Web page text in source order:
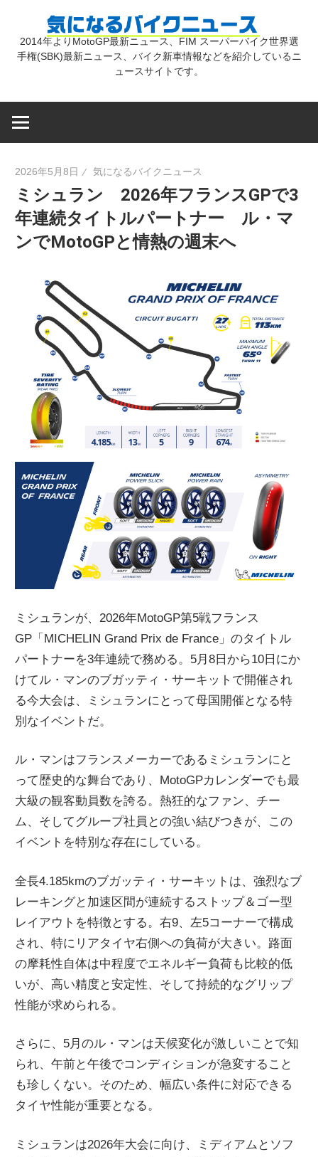
気
バ
ク
ニ
ー
ス
2014年よりMotoGP最新ニュース、FIM スーパーバイク世界選
手権(SBK)最新ニュース、バイク新車情報などを紹介しているニ
ュースサイトです。
2026年5月8日 気になるバイクニュース
ミシュラン 2026年フランスGPで3
年連続タイトルパートナー ル・マ
ンでMotoGPと情熱の週末へ
ミシュランが、2026年MotoGP第5戦フランス
GP「MICHELIN Grand Prix de France」のタイトル
パートナーを3年連続で務める。5月8日から10日にか
けてル・マンのブガッティ・サーキットで開催され
る今大会は、ミシュランにとって母国開催となる特
別なイベントだ。
ル・マンはフランスメーカーであるミシュランにと
って歴史的な舞台であり、MotoGPカレンダーでも最
大級の観客動員数を誇る。熱狂的なファン、チー
ム、そしてグループ社員との強い結びつきが、この
イベントを特別な存在にしている。
全長4.185kmのブガッティ・サーキットは、強烈なブ
レーキングと加速区間が連続するストップ＆ゴー型
レイアウトを特徴とする。右9、左5コーナーで構成
され、特にリアタイヤ右側への負荷が大きい。路面
の摩耗性自体は中程度でエネルギー負荷も比較的低
いが、高い精度と安定性、そして持続的なグリップ
性能が求められる。
さらに、5月のル・マンは天候変化が激しいことで知
られ、午前と午後でコンディションが急変すること
も珍しくない。そのため、幅広い条件に対応できる
タイヤ性能が重要となる。
ミシュランは2026年大会に向け、ミディアムとソフ